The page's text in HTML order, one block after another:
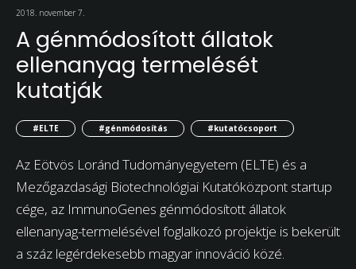
2018. november 7.
A génmódosított állatok
ellenanyag termelését
kutatják
#ELTE #génmódosítás #kutatócsoport
Az Eötvös Loránd Tudományegyetem (ELTE) és a
Mezőgazdasági Biotechnológiai Kutatóközpont startup
cége, az ImmunoGenes génmódosított állatok
ellenanyag-termelésével foglalkozó projektje is bekerült
a száz legérdekesebb magyar innováció közé.